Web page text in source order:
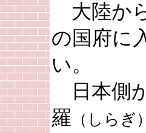
大陸か
の国府に
い。
日本側
羅 （しらぎ）